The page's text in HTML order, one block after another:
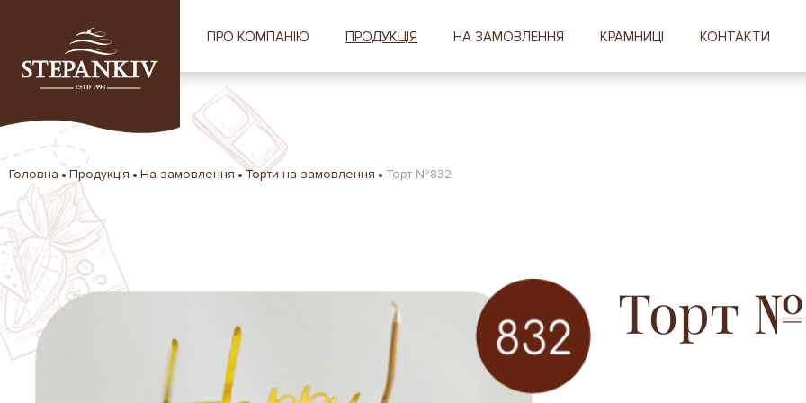
ПРО КОМПАНІЮ ПРОДУКЦІЯ НА ЗАМОВЛЕННЯ КРАМНИЦІ КОНТАКТИ
Головна Продукція На замовлення Торти на замовлення Торт №832
Торт